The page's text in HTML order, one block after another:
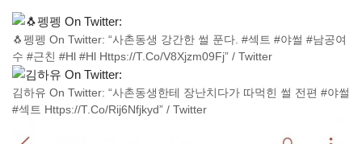
🐧펭펭 On Twitter: “사촌동생 강간한 썰 푼다. #섹트 #야썰 #남공여
수 #근친 #Hl #Hl Https://T.Co/V8Xjzm09Fj” / Twitter
김하유 On Twitter: “사촌동생한테 장난치다가 따먹힌 썰 전편 #야썰
#섹트 Https://T.Co/Rij6Nfjkyd” / Twitter